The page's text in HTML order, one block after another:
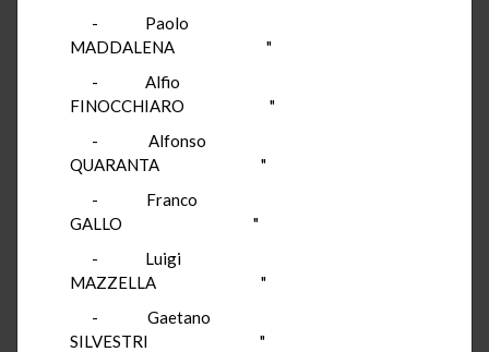
- Paolo
MADDALENA "
- Alfio
FINOCCHIARO "
- Alfonso
QUARANTA "
- Franco
GALLO "
- Luigi
MAZZELLA "
- Gaetano
SILVESTRI "